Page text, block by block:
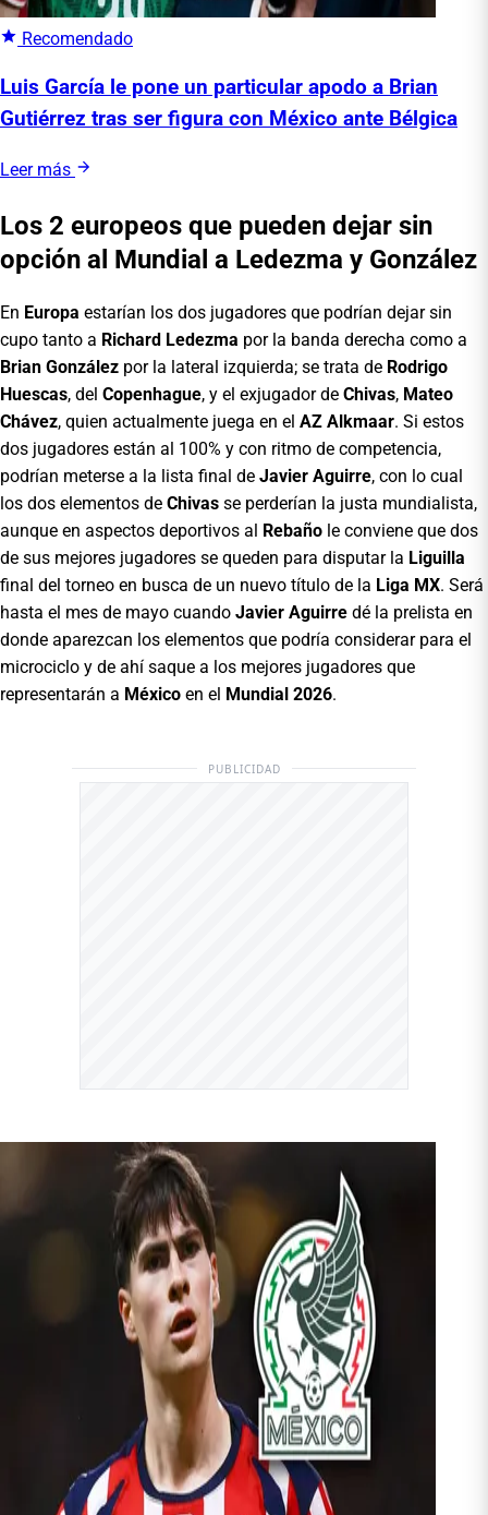
Recomendado
Luis García le pone un particular apodo a Brian
Gutiérrez tras ser figura con México ante Bélgica
Leer más
Los 2 europeos que pueden dejar sin
opción al Mundial a Ledezma y González
En Europa estarían los dos jugadores que podrían dejar sin
cupo tanto a Richard Ledezma por la banda derecha como a
Brian González por la lateral izquierda; se trata de Rodrigo
Huescas, del Copenhague, y el exjugador de Chivas, Mateo
Chávez, quien actualmente juega en el AZ Alkmaar. Si estos
dos jugadores están al 100% y con ritmo de competencia,
podrían meterse a la lista final de Javier Aguirre, con lo cual
los dos elementos de Chivas se perderían la justa mundialista,
aunque en aspectos deportivos al Rebaño le conviene que dos
de sus mejores jugadores se queden para disputar la Liguilla
final del torneo en busca de un nuevo título de la Liga MX. Será
hasta el mes de mayo cuando Javier Aguirre dé la prelista en
donde aparezcan los elementos que podría considerar para el
microciclo y de ahí saque a los mejores jugadores que
representarán a México en el Mundial 2026.
PUBLICIDAD